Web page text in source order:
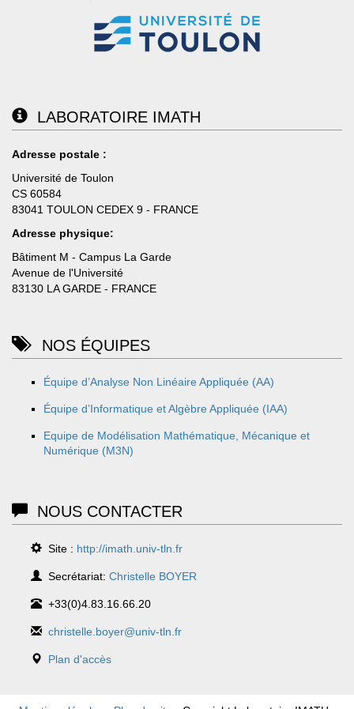
LABORATOIRE IMATH
Adresse postale :
Université de Toulon
CS 60584
83041 TOULON CEDEX 9 - FRANCE
Adresse physique:
Bâtiment M - Campus La Garde
Avenue de l'Université
83130 LA GARDE - FRANCE
NOS ÉQUIPES
Équipe d’Analyse Non Linéaire Appliquée (AA)
Équipe d’Informatique et Algèbre Appliquée (IAA)
Equipe de Modélisation Mathématique, Mécanique et
Numérique (M3N)
NOUS CONTACTER
Site : http://imath.univ-tln.fr
Secrétariat: Christelle BOYER
+33(0)4.83.16.66.20
christelle.boyer@univ-tln.fr
Plan d'accès